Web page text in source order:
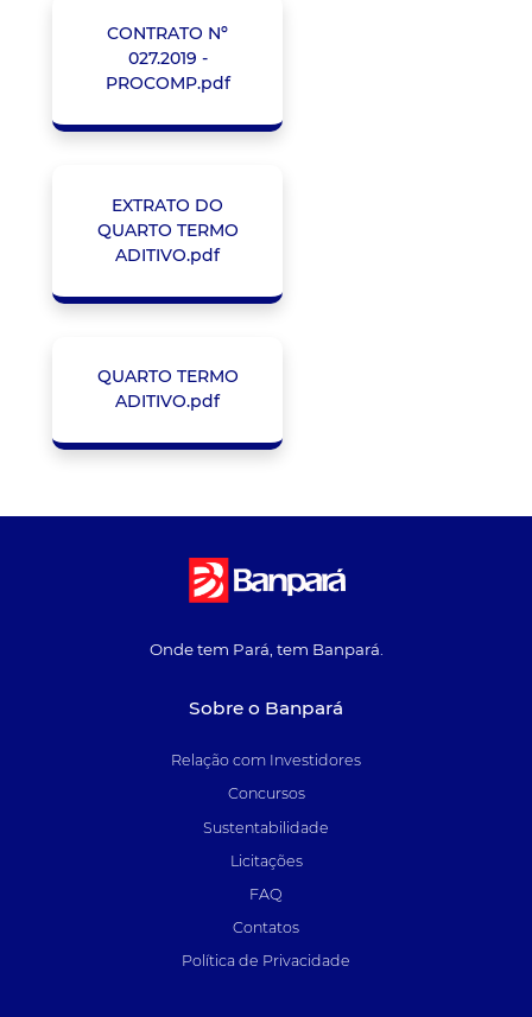
CONTRATO Nº
027.2019 -
PROCOMP.pdf
EXTRATO DO
QUARTO TERMO
ADITIVO.pdf
QUARTO TERMO
ADITIVO.pdf
Onde tem Pará, tem Banpará.
Sobre o Banpará
Relação com Investidores
Concursos
Sustentabilidade
Licitações
FAQ
Contatos
Política de Privacidade